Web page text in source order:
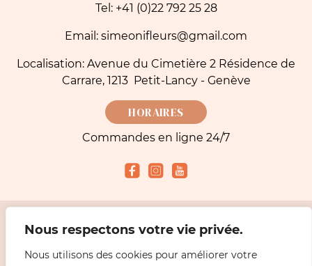
Nous respectons votre vie privée.
Nous utilisons des cookies pour améliorer votre
Tel: +41 (0)22 792 25 28
Email: simeonifleurs@gmail.com
Localisation: Avenue du Cimetière 2 Résidence de
Carrare, 1213 Petit-Lancy - Genève
HORAIRES
Commandes en ligne 24/7
Modes de paiement acceptés